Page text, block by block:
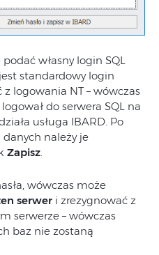
własny login SQL
standardowy login
logowania NT – wówczas
do serwera SQL na
usługa IBARD. Po
należy je
Zapisz.
wówczas może
serwer i zrezygnować z
serwerze – wówczas
baz nie zostaną